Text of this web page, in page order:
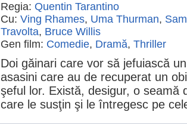
Regia: Quentin Tarantino
Cu: Ving Rhames, Uma Thurman,
Travolta, Bruce Willis
Gen film: Comedie, Dramă, Thriller
Doi găinari care vor să jefuiască
asasini care au de recuperat un
şeful lor. Există, desigur, o seamă
care le susţin şi le întregesc pe